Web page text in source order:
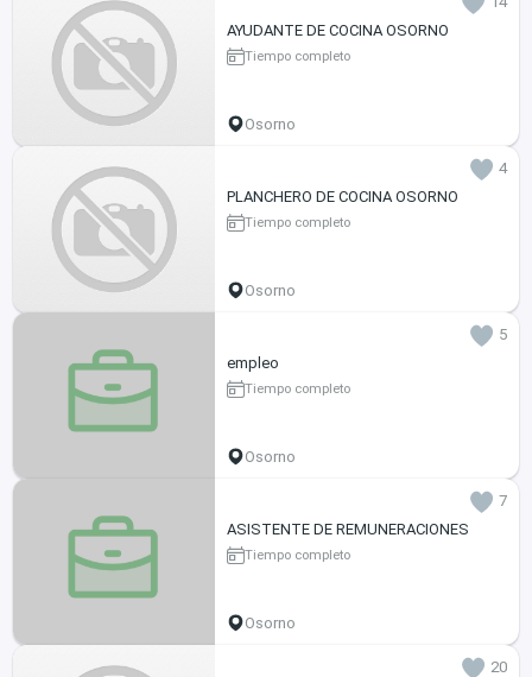
AYUDANTE DE COCINA OSORNO
Tiempo completo
Osorno
4
PLANCHERO DE COCINA OSORNO
Tiempo completo
Osorno
5
empleo
Tiempo completo
Osorno
7
ASISTENTE DE REMUNERACIONES
Tiempo completo
Osorno
20